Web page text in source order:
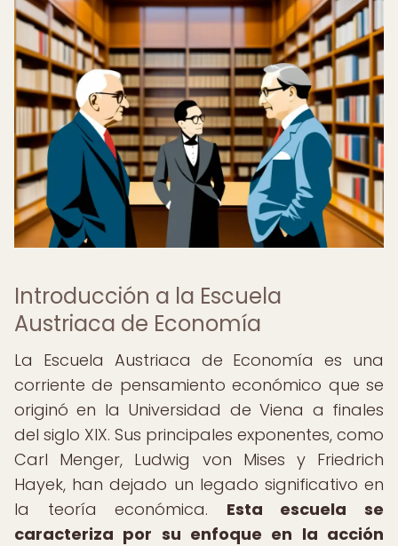
Introducción a la Escuela
Austriaca de Economía
La Escuela Austriaca de Economía es una
corriente de pensamiento económico que se
originó en la Universidad de Viena a finales
del siglo XIX. Sus principales exponentes, como
Carl Menger, Ludwig von Mises y Friedrich
Hayek, han dejado un legado significativo en
la teoría económica. Esta escuela se
caracteriza por su enfoque en la acción